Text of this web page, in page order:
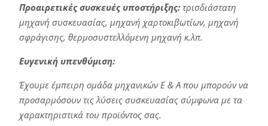
Προαιρετικές συσκευές υποστήριξης:τρισδιάστατη
μηχανή συσκευασίας, μηχανή χαρτοκιβωτίων, μηχανή
σφράγισης, θερμοσυστελλόμενη μηχανή κ.λπ.
Ευγενική υπενθύμιση:
Έχουμε έμπειρη ομάδα μηχανικών Ε & Α που μπορούν να
προσαρμόσουν τις λύσεις συσκευασίας σύμφωνα με τα
χαρακτηριστικά του προϊόντος σας.